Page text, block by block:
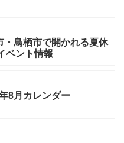
・鳥栖市で開かれる夏休
ベント情報
8月カレンダー